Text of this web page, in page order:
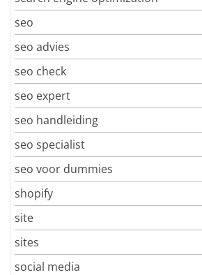
seo
seo advies
seo check
seo expert
seo handleiding
seo specialist
seo voor dummies
shopify
site
sites
social media